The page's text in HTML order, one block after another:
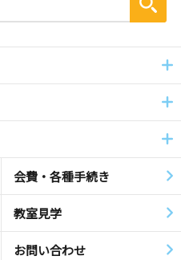
会費・各種手続き
教室見学
お問い合わせ